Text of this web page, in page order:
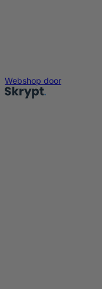
Webshop door